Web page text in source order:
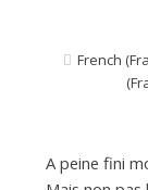
French
A peine fini